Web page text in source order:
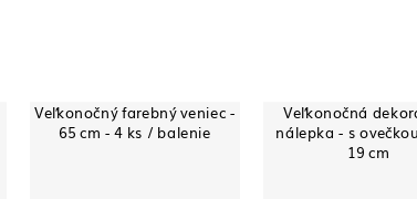
Veľkonočný farebný veniec -
65 cm - 4 ks / balenie
Veľkonočná
nálepka - s
19 cm